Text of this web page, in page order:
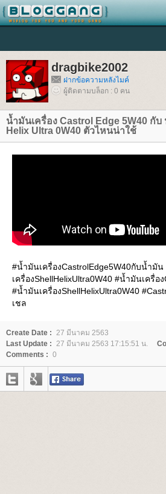
dragbike2002
ฝากข้อความหลังไมค์
ผู้ติดตามบล็อก : 0 คน
น้ำมันเครื่อง Castrol Edge 5W40 กับ
Helix Ultra 0W40 ตัวไหนน่าใช้
#น้ำมันเครื่องCastrolEdge5W40กับน้ำมัน
เครื่องShellHelixUltra0W40 #น้ำมันเครื่อ
#น้ำมันเครื่องShellHelixUltra0W40
เชล
Create Date : 27 มีนาคม 2563
Last Update : 27 มีนาคม 2563 17:15:51 น.
Comments : 0